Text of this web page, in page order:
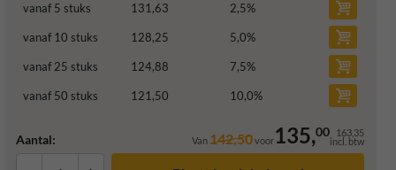
vanaf 5 stuks 131,63 2,5%
vanaf 10 stuks 128,25 5,0%
vanaf 25 stuks 124,88 7,5%
vanaf 50 stuks 121,50 10,0%
Aantal: Van142,50voor135,00 163,35
incl. btw